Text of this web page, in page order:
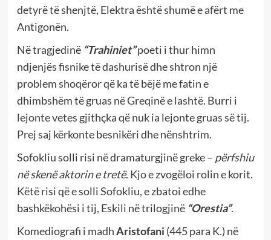
detyrë të shenjtë, Elektra është shumë e afërt me
Antigonën.
Në tragjedinë “Trahiniet”poeti i thur himn
ndjenjës fisnike të dashurisë dhe shtron një
problem shoqëror që ka të bëjë me fatin e
dhimbshëm të gruas në Greqinë e lashtë. Burri i
lejonte vetes gjithçka që nuk ia lejonte gruas së tij.
Prej saj kërkonte besnikëri dhe nënshtrim.
Sofokliu solli risi në dramaturgjinë greke – përfshiu
në skenë aktorin e tretë. Kjo e zvogëloi rolin e korit.
Këtë risi që e solli Sofokliu, e zbatoi edhe
bashkëkohësi i tij, Eskili në trilogjinë “Orestia”.
Komediografi i madhAristofani (445 para K.) në